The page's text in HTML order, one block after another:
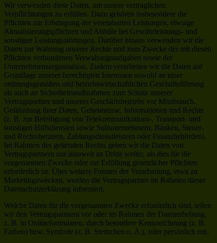
Wir verwenden diese Daten, um unsere vertraglichen
Verpflichtungen zu erfüllen. Dazu gehören insbesondere die
Pflichten zur Erbringung der vereinbarten Leistungen, etwaige
Aktualisierungspflichten und Abhilfe bei Gewährleistungs- und
sonstigen Leistungsstörungen. Darüber hinaus verwenden wir die
Daten zur Wahrung unserer Rechte und zum Zwecke der mit diesen
Pflichten verbundenen Verwaltungsaufgaben sowie der
Unternehmensorganisation. Zudem verarbeiten wir die Daten auf
Grundlage unserer berechtigten Interessen sowohl an einer
ordnungsgemäßen und betriebswirtschaftlichen Geschäftsführung
als auch an Sicherheitsmaßnahmen zum Schutz unserer
Vertragspartner und unseres Geschäftsbetriebs vor Missbrauch,
Gefährdung ihrer Daten, Geheimnisse, Informationen und Rechte
(z. B. zur Beteiligung von Telekommunikations-, Transport- und
sonstigen Hilfsdiensten sowie Subunternehmern, Banken, Steuer-
und Rechtsberatern, Zahlungsdienstleistern oder Finanzbehörden).
Im Rahmen des geltenden Rechts geben wir die Daten von
Vertragspartnern nur insoweit an Dritte weiter, als dies für die
vorgenannten Zwecke oder zur Erfüllung gesetzlicher Pflichten
erforderlich ist. Über weitere Formen der Verarbeitung, etwa zu
Marketingzwecken, werden die Vertragspartner im Rahmen dieser
Datenschutzerklärung informiert.
Welche Daten für die vorgenannten Zwecke erforderlich sind, teilen
wir den Vertragspartnern vor oder im Rahmen der Datenerhebung,
z. B. in Onlineformularen, durch besondere Kennzeichnung (z. B.
Farben) bzw. Symbole (z. B. Sternchen o. Ä.), oder persönlich mit.